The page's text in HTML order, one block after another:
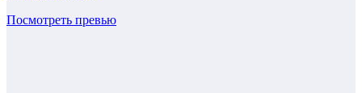
Посмотреть превью